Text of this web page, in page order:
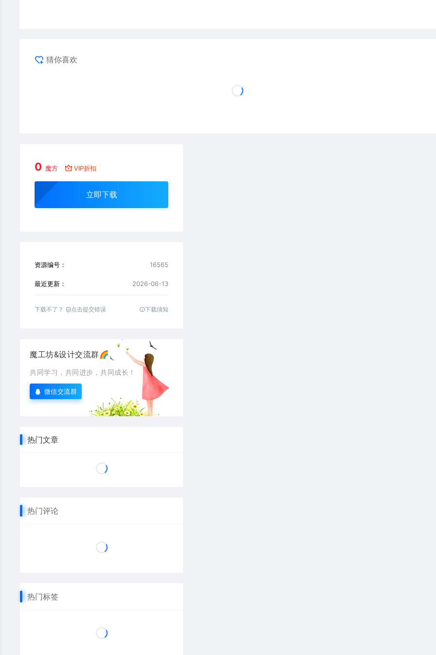
猜你喜欢
0 魔方 VIP折扣
立即下载
资源编号： 16565
最近更新： 2026-06-13
下载不了？ 点击提交错误 下载须知
魔工坊&设计交流群🌈
共同学习，共同进步，共同成长！
微信交流群
热门文章
热门评论
热门标签